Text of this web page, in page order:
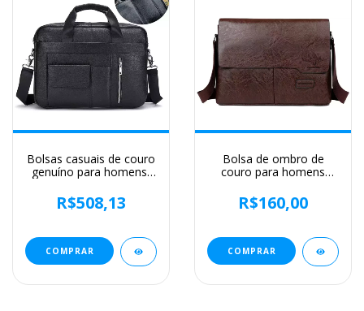
Bolsas casuais de couro
genuíno para homens,
sacos masculinos de
viagem de negócios,
masculina
R$508,13
COMPRAR
Bolsa de ombro de
couro para homens
Bolsa mensageiro Bolsa
lateral grande, bolsa
luxo, moda, IPAD
R$160,00
COMPRAR